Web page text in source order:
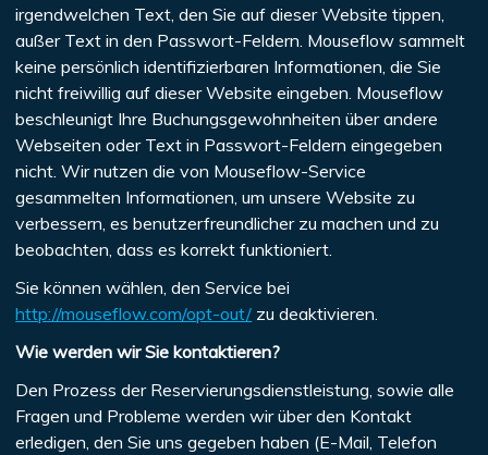
irgendwelchen Text, den Sie auf dieser Website tippen,
außer Text in den Passwort-Feldern. Mouseflow sammelt
keine persönlich identifizierbaren Informationen, die Sie
nicht freiwillig auf dieser Website eingeben. Mouseflow
beschleunigt Ihre Buchungsgewohnheiten über andere
Webseiten oder Text in Passwort-Feldern eingegeben
nicht. Wir nutzen die von Mouseflow-Service
gesammelten Informationen, um unsere Website zu
verbessern, es benutzerfreundlicher zu machen und zu
beobachten, dass es korrekt funktioniert.
Sie können wählen, den Service bei
http://mouseflow.com/opt-out/ zu deaktivieren.
Wie werden wir Sie kontaktieren?
Den Prozess der Reservierungsdienstleistung, sowie alle
Fragen und Probleme werden wir über den Kontakt
erledigen, den Sie uns gegeben haben (E-Mail, Telefon